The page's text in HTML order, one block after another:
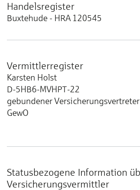
Handelsregister
Buxtehude - HRA 120545
Vermittlerregister
Karsten Holst
D-5HB6-MVHPT-22
gebundener
GewO
Statusbezogene Information
Versicherungsvermittler